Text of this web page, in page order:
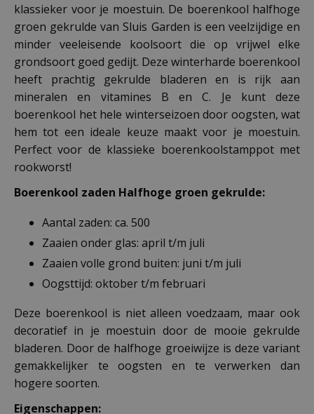
klassieker voor je moestuin. De boerenkool halfhoge
groen gekrulde van Sluis Garden is een veelzijdige en
minder veeleisende koolsoort die op vrijwel elke
grondsoort goed gedijt. Deze winterharde boerenkool
heeft prachtig gekrulde bladeren en is rijk aan
mineralen en vitamines B en C. Je kunt deze
boerenkool het hele winterseizoen door oogsten, wat
hem tot een ideale keuze maakt voor je moestuin.
Perfect voor de klassieke boerenkoolstamppot met
rookworst!
Boerenkool zaden Halfhoge groen gekrulde:
Aantal zaden: ca. 500
Zaaien onder glas: april t/m juli
Zaaien volle grond buiten: juni t/m juli
Oogsttijd: oktober t/m februari
Deze boerenkool is niet alleen voedzaam, maar ook
decoratief in je moestuin door de mooie gekrulde
bladeren. Door de halfhoge groeiwijze is deze variant
gemakkelijker te oogsten en te verwerken dan
hogere soorten.
Eigenschappen: